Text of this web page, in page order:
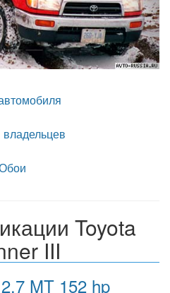
Toyota
III
MT 152 hp